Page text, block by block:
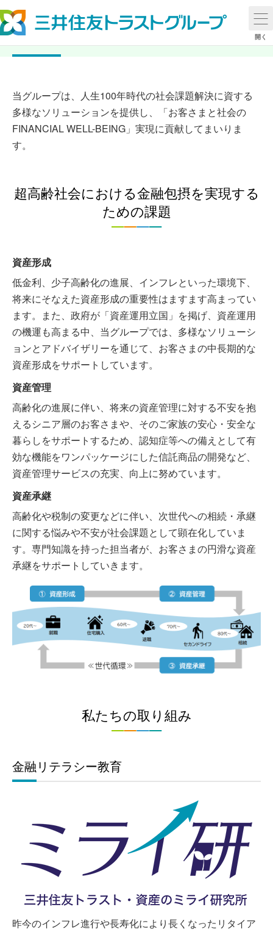
開く
超高齢社会・金融包摂
当グループは、人生100年時代の社会課題解決に資する
多様なソリューションを提供し、「お客さまと社会の
FINANCIAL WELL-BEING」実現に貢献してまいりま
す。
超高齢社会における金融包摂を実現する
ための課題
資産形成
低金利、少子高齢化の進展、インフレといった環境下、
将来にそなえた資産形成の重要性はますます高まってい
ます。また、政府が「資産運用立国」を掲げ、資産運用
の機運も高まる中、当グループでは、多様なソリューシ
ョンとアドバイザリーを通じて、お客さまの中長期的な
資産形成をサポートしています。
資産管理
高齢化の進展に伴い、将来の資産管理に対する不安を抱
えるシニア層のお客さまや、そのご家族の安心・安全な
暮らしをサポートするため、認知症等への備えとして有
効な機能をワンパッケージにした信託商品の開発など、
資産管理サービスの充実、向上に努めています。
資産承継
高齢化や税制の変更などに伴い、次世代への相続・承継
に関する悩みや不安が社会課題として顕在化していま
す。専門知識を持った担当者が、お客さまの円滑な資産
承継をサポートしていきます。
私たちの取り組み
金融リテラシー教育
昨今のインフレ進行や長寿化により長くなったリタイア